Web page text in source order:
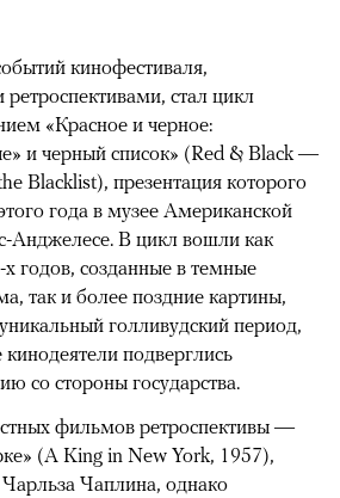
кинофестиваля,
стал цикл
«Красное и черное:
и черный список» (Red & Black —
Blacklist), презентация которого
года в музее Американской
Анджелесе. В цикл вошли как
годов, созданные в темные
так и более поздние картины,
голливудский период,
подверглись
со стороны государства.
фильмов ретроспективы —
(A King in New York, 1957),
Чаплина, однако